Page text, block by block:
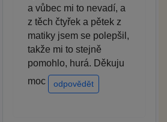
a vůbec mi to nevadí, a
z těch čtyřek a pětek z
matiky jsem se polepšil,
takže mi to stejně
pomohlo, hurá. Děkuju
moc
odpovědět